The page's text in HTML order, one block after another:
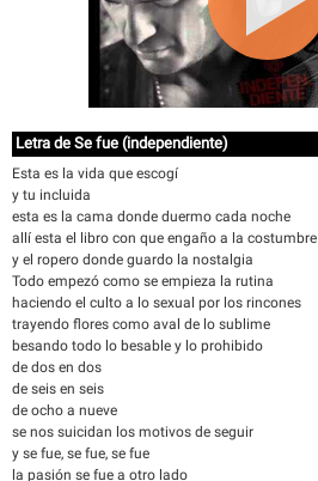
Letra de Se fue (independiente)
Esta es la vida que escogí
y tu incluida
esta es la cama donde duermo cada noche
allí esta el libro con que engaño a la costumbre
y el ropero donde guardo la nostalgia
Todo empezó como se empieza la rutina
haciendo el culto a lo sexual por los rincones
trayendo flores como aval de lo sublime
besando todo lo besable y lo prohibido
de dos en dos
de seis en seis
de ocho a nueve
se nos suicidan los motivos de seguir
y se fue, se fue, se fue
la pasión se fue a otro lado